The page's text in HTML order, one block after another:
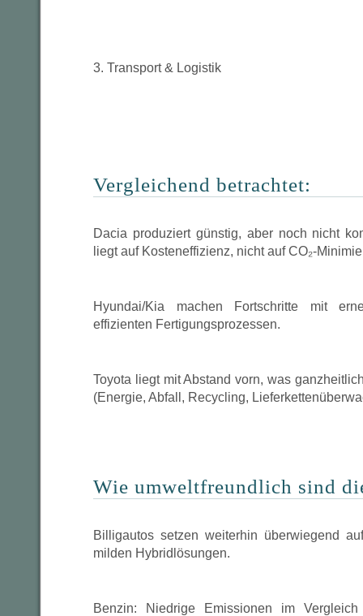
3. Transport & Logistik
Vergleichend betrachtet:
Dacia produziert günstig, aber noch nicht
liegt auf Kosteneffizienz, nicht auf CO₂-
Hyundai/Kia machen Fortschritte mit
effizienten Fertigungsprozessen.
Toyota liegt mit Abstand vorn, was
(Energie, Abfall, Recycling,
Wie umweltfreundlich sind
Billigautos setzen weiterhin überwiegend
milden Hybridlösungen.
Benzin: Niedrige Emissionen im